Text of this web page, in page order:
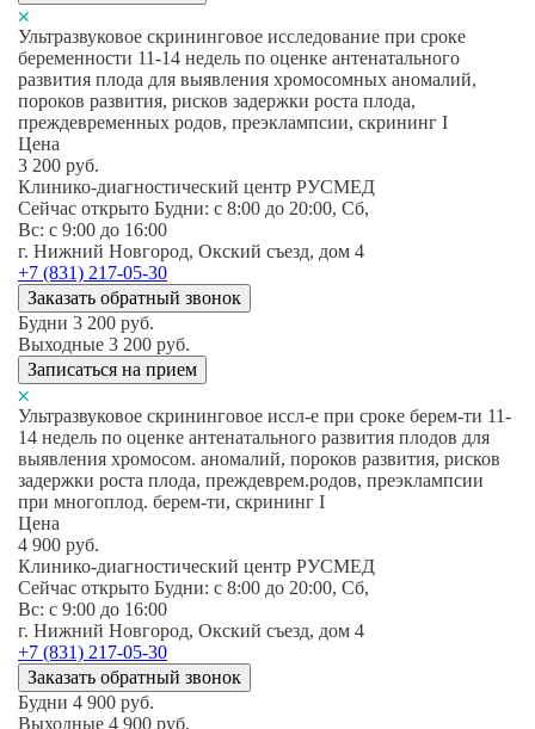
Ультразвуковое скрининговое исследование при сроке
беременности 11-14 недель по оценке антенатального
развития плода для выявления хромосомных аномалий,
пороков развития, рисков задержки роста плода,
преждевременных родов, преэклампсии, скрининг I
Цена
3 200 руб.
Клинико-диагностический центр РУСМЕД
Сейчас открыто Будни: c 8:00 до 20:00, Сб,
Вс: c 9:00 до 16:00
г. Нижний Новгород, Окский съезд, дом 4
+7 (831) 217-05-30
Заказать обратный звонок
Будни 3 200 руб.
Выходные 3 200 руб.
Записаться на прием
Ультразвуковое скрининговое иссл-е при сроке берем-ти 11-
14 недель по оценке антенатального развития плодов для
выявления хромосом. аномалий, пороков развития, рисков
задержки роста плода, преждеврем.родов, преэклампсии
при многоплод. берем-ти, скрининг I
Цена
4 900 руб.
Клинико-диагностический центр РУСМЕД
Сейчас открыто Будни: c 8:00 до 20:00, Сб,
Вс: c 9:00 до 16:00
г. Нижний Новгород, Окский съезд, дом 4
+7 (831) 217-05-30
Заказать обратный звонок
Будни 4 900 руб.
Выходные 4 900 руб.